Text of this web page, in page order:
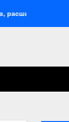
возможности